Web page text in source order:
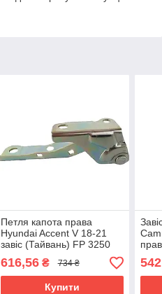
Петля капота права
Hyundai Accent V 18-21
завіс (Тайвань) FP 3250
616,56₴ 734 ₴
Купити